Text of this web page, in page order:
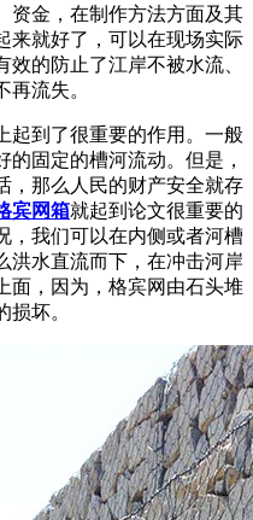
资金，在制作方法方面及其
来就好了，可以在现场实际
的防止了江岸不被水流、
流失。
起到了很重要的作用。一般
固定的槽河流动。但是，
，那么人民的财产安全就存
宾网箱就起到论文很重要的
，我们可以在内侧或者河槽
洪水直流而下，在冲击河岸
面，因为，格宾网由石头堆
坏。